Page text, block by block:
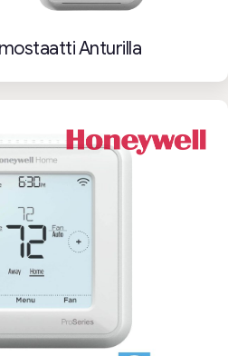
Anturilla